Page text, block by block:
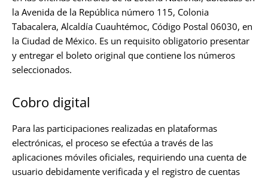
la Avenida de la República número 115, Colonia
Tabacalera, Alcaldía Cuauhtémoc, Código Postal 06030, en
la Ciudad de México. Es un requisito obligatorio presentar
y entregar el boleto original que contiene los números
seleccionados.
Cobro digital
Para las participaciones realizadas en plataformas
electrónicas, el proceso se efectúa a través de las
aplicaciones móviles oficiales, requiriendo una cuenta de
usuario debidamente verificada y el registro de cuentas